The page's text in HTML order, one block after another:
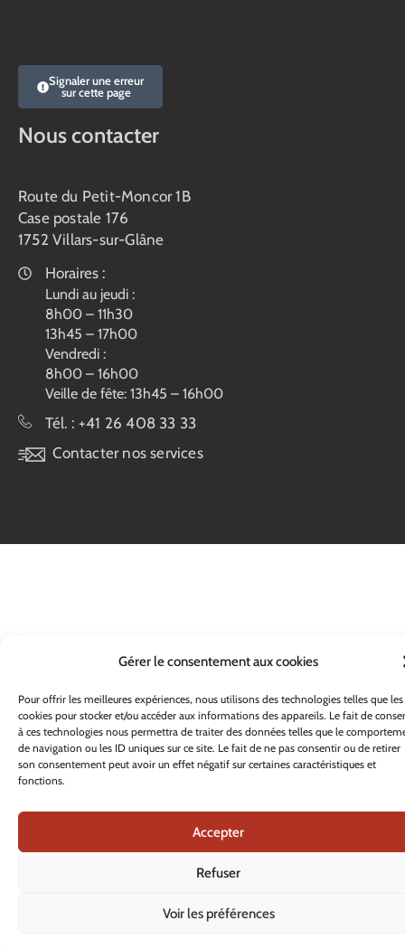
Gérer le consentement aux cookies
Pour offrir les meilleures expériences, nous utilisons des technologies telles que les
cookies pour stocker et/ou accéder aux informations des appareils. Le fait de
à ces technologies nous permettra de traiter des données telles que le
de navigation ou les ID uniques sur ce site. Le fait de ne pas consentir ou de retirer
son consentement peut avoir un effet négatif sur certaines caractéristiques et
fonctions.
Accepter
Refuser
Voir les préférences
Signaler une erreur
sur cette page
Nous contacter
Route du Petit-Moncor 1B
Case postale 176
1752 Villars-sur-Glâne
Horaires :
Lundi au jeudi :
8h00 – 11h30
13h45 – 17h00
Vendredi :
8h00 – 16h00
Veille de fête: 13h45 – 16h00
Tél. : +41 26 408 33 33
Contacter nos services